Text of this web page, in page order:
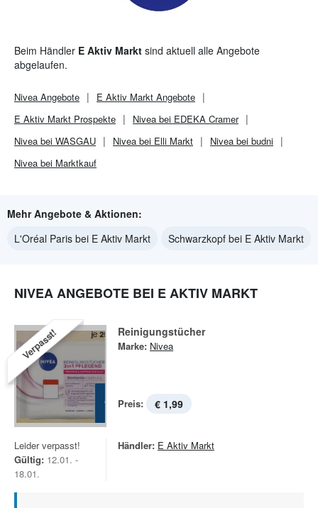
Beim Händler E Aktiv Markt sind aktuell alle Angebote
abgelaufen.
Nivea Angebote E Aktiv Markt Angebote
E Aktiv Markt Prospekte
Nivea bei EDEKA Cramer
Nivea bei WASGAU
Nivea bei Elli Markt
Nivea bei budni
Nivea bei Marktkauf
Mehr Angebote & Aktionen:
L'Oréal Paris bei E Aktiv Markt
Schwarzkopf bei E Aktiv Markt
NIVEA ANGEBOTE BEI E AKTIV MARKT
Verpasst! Reinigungstücher
Marke: Nivea
Preis: € 1,99
Leider verpasst!
Gültig: 12.01. -
18.01.
Händler: E Aktiv Markt